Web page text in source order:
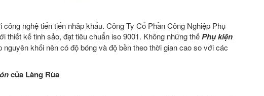
nghệ tiến tiến nhâp khẩu. Công Ty Cổ Phần Công Nghiệp Phụ
thiết kế tinh sảo, đạt tiêu chuẩn iso 9001. Không những thếPhụ kiện
khối nên có độ bóng và độ bền theo thời gian cao so với các
của Làng Rùa